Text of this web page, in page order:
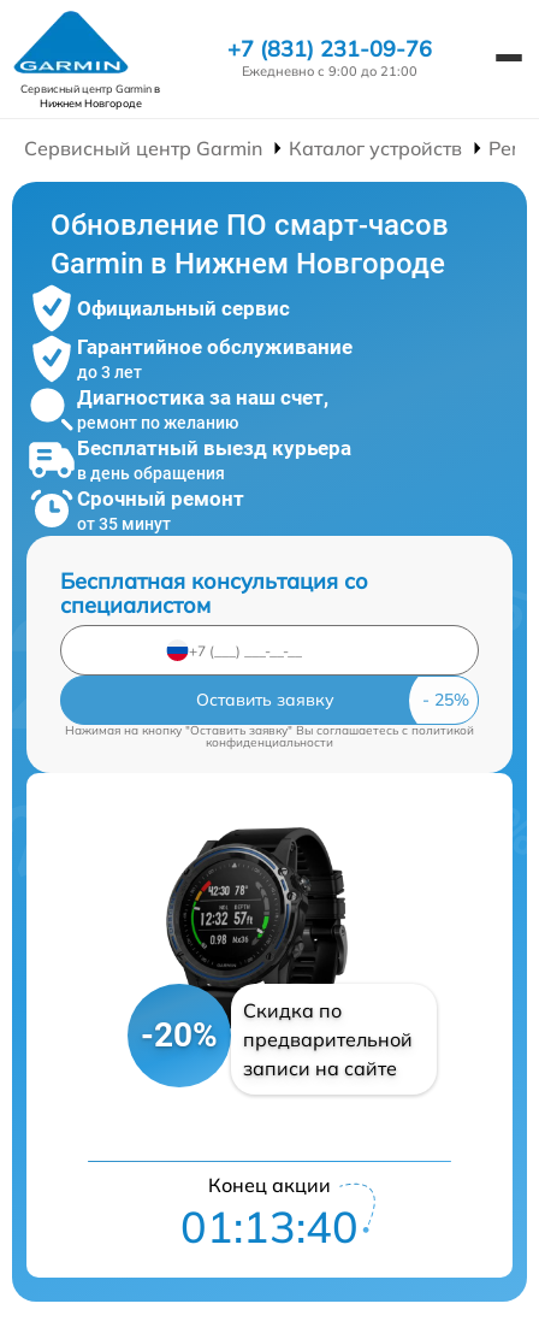
Сервисный центр Garminв
Нижнем Новгороде
+7 (831) 231-09-76
Ежедневно с 9:00 до 21:00
Сервисный центр Garmin Каталог устройств
Обновление ПО смарт-часов
Garmin в Нижнем Новгороде
Официальный сервис
Гарантийное обслуживание
до 3 лет
Диагностика за наш счет,
ремонт по желанию
Бесплатный выезд курьера
в день обращения
Срочный ремонт
от 35 минут
Бесплатная консультация со
специалистом
Оставить заявку
Нажимая на кнопку "Оставить заявку" Вы соглашаетесь cполитикой
конфиденциальности
-20%
Скидка по
предварительной
записи на сайте
Конец акции
01:13:39